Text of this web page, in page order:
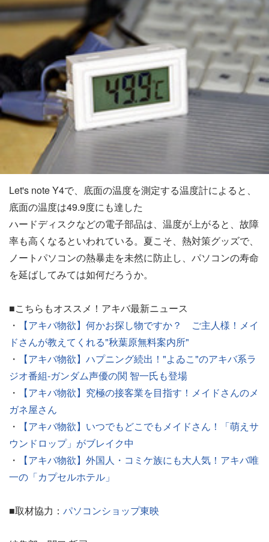
Let's note Y4で、底面の温度を測定する温度計によると、
底面の温度は49.9度にも達した
ハードディスクなどの電子部品は、温度が上がると、故障
率も高くなるといわれている。夏こそ、熱対策グッズで、
ノートパソコンの熱暴走を未然に防止し、パソコンの寿命
を延ばしてみては如何だろうか。
■こちらもオススメ！アキバ最新ニュース
・
【アキバ物欲】何かお探し物ですか？ ご主人様！メイ
ドさんが教えてくれる"秋葉原無料案内所"
・
【アキバ物欲】ハプニング続出！"よゐこ"のアキバ系ラ
ジオ番組-ガンダム声優の関 智一氏も登場
・
【アキバ物欲】究極の接客業を目指す！メイドさんのメ
ガネ屋さん
・
【アキバ物欲】いつでもどこでもメイドさん！「萌えサ
ウンドロップ」がブレイク中
・
【アキバ物欲】外国人・コミケ族にも大人気！アキバ唯
一の「カプセルホテル」
■取材協力： パソコンショップ東映